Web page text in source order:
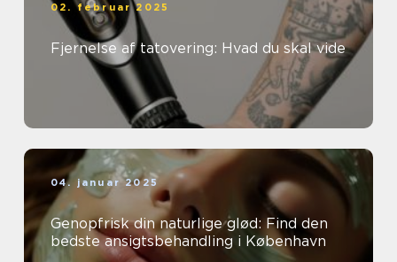
02. februar 2025
Fjernelse af tatovering: Hvad du skal vide
04. januar 2025
Genopfrisk din naturlige glød: Find den
bedste ansigtsbehandling i København